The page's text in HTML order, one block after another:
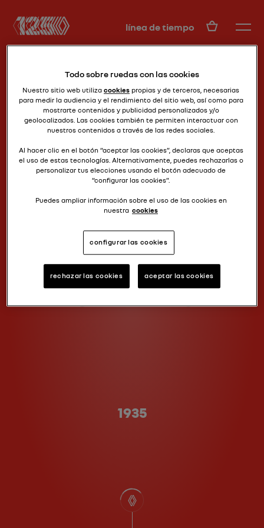
línea de tiempo ES
Type A
CELTAQUATRE (ZR2)
1935
Todo sobre ruedas con las cookies
Nuestro sitio web utiliza cookies propias y de terceros, necesarias
para medir la audiencia y el rendimiento del sitio web, así como para
mostrarte contenidos y publicidad personalizados y/o
geolocalizados. Las cookies también te permiten interactuar con
nuestros contenidos a través de las redes sociales.
Al hacer clic en el botón “aceptar las cookies”, declaras que aceptas
el uso de estas tecnologías. Alternativamente, puedes rechazarlas o
personalizar tus elecciones usando el botón adecuado de
“configurar las cookies”.
Puedes ampliar información sobre el uso de las cookies en
nuestra cookies
configurar las cookies
rechazar las cookies aceptar las cookies